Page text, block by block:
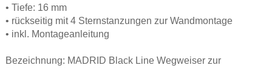
• Tiefe: 16 mm
• rückseitig mit 4 Sternstanzungen zur Wandmontage
• inkl. Montageanleitung
Bezeichnung: MADRID Black Line Wegweiser zur